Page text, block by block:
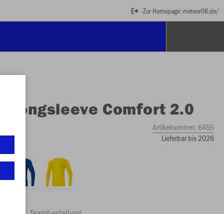
Zur Homepage: meteor06.de/
Longsleeve Comfort 2.0
Artikelnummer: 6455
Lieferbar bis 2026